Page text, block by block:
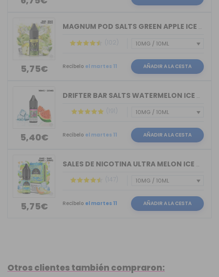
5,75€
MAGNUM POD SALTS GREEN APPLE ICE 10ML
(102)
Recíbelo el martes 11 AÑADIR A LA CESTA
5,40€
DRIFTER BAR SALTS WATERMELON ICE JUIC...
(191)
Recíbelo el martes 11 AÑADIR A LA CESTA
5,75€
SALES DE NICOTINA ULTRA MELON ICE BAR...
(147)
Recíbelo el martes 11 AÑADIR A LA CESTA
Otros clientes también compraron: